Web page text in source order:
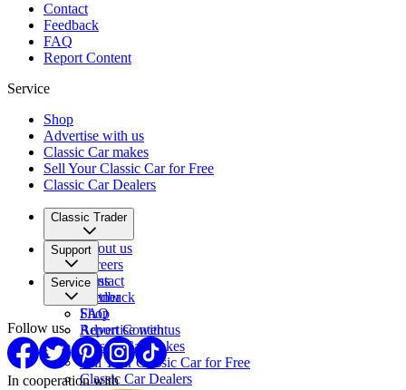
Contact
Feedback
FAQ
Report Content
Service
Shop
Advertise with us
Classic Car makes
Sell Your Classic Car for Free
Classic Car Dealers
Classic Trader
About us
Careers
Press
Partner
Support
Contact
Feedback
FAQ
Report Content
Service
Shop
Advertise with us
Classic Car makes
Sell Your Classic Car for Free
Classic Car Dealers
Follow us
In cooperation with